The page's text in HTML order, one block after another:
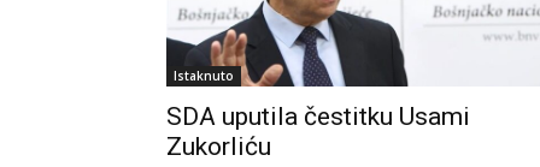
Istaknuto
SDA uputila čestitku Usami
Zukorliću